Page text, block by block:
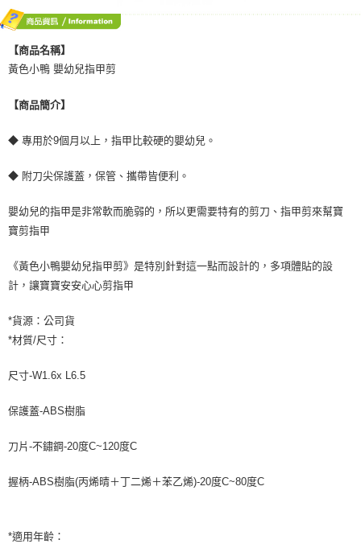
【商品名稱】
黃色小鴨 嬰幼兒指甲剪
【商品簡介】
◆ 專用於9個月以上，指甲比較硬的嬰幼兒。
◆ 附刀尖保護蓋，保管、攜帶皆便利。
嬰幼兒的指甲是非常軟而脆弱的，所以更需要特有的剪刀、指甲剪來幫寶
寶剪指甲
《黃色小鴨嬰幼兒指甲剪》是特別針對這一點而設計的，多項體貼的設
計，讓寶寶安安心心剪指甲
*貨源：公司貨
*材質/尺寸：
尺寸-W1.6x L6.5
保護蓋-ABS樹脂
刀片-不鏽鋼-20度C~120度C
握柄-ABS樹脂(丙烯晴＋丁二烯＋苯乙烯)-20度C~80度C
*適用年齡：